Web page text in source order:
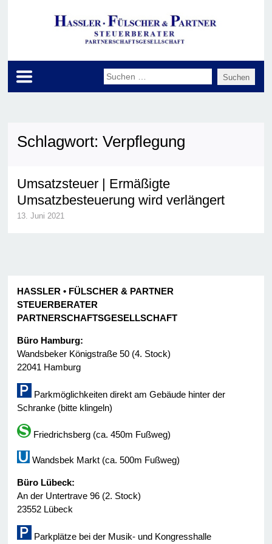
Schlagwort:Verpflegung
Umsatzsteuer | Ermäßigte
Umsatzbesteuerung wird verlängert
13. Juni 2021
HASSLER • FÜLSCHER & PARTNER
STEUERBERATER
PARTNERSCHAFTSGESELLSCHAFT
Büro Hamburg:
Wandsbeker Königstraße 50 (4. Stock)
22041 Hamburg
Parkmöglichkeiten direkt am Gebäude hinter der
Schranke (bitte klingeln)
Friedrichsberg (ca. 450m Fußweg)
Wandsbek Markt (ca. 500m Fußweg)
Büro Lübeck:
An der Untertrave 96 (2. Stock)
23552 Lübeck
Parkplätze bei der Musik- und Kongresshalle